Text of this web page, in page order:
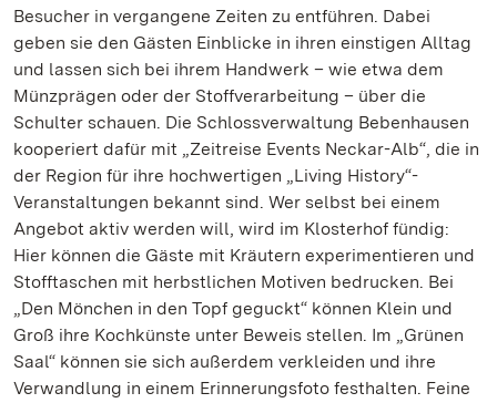
Besucher in vergangene Zeiten zu entführen. Dabei
geben sie den Gästen Einblicke in ihren einstigen Alltag
und lassen sich bei ihrem Handwerk – wie etwa dem
Münzprägen oder der Stoffverarbeitung – über die
Schulter schauen. Die Schlossverwaltung Bebenhausen
kooperiert dafür mit „Zeitreise Events Neckar-Alb“, die in
der Region für ihre hochwertigen „Living History“-
Veranstaltungen bekannt sind. Wer selbst bei einem
Angebot aktiv werden will, wird im Klosterhof fündig:
Hier können die Gäste mit Kräutern experimentieren und
Stofftaschen mit herbstlichen Motiven bedrucken. Bei
„Den Mönchen in den Topf geguckt“ können Klein und
Groß ihre Kochkünste unter Beweis stellen. Im „Grünen
Saal“ können sie sich außerdem verkleiden und ihre
Verwandlung in einem Erinnerungsfoto festhalten. Feine